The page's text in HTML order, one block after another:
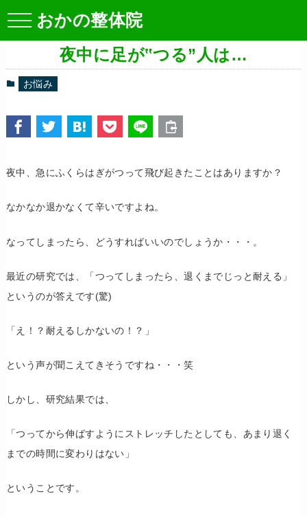
おかの整体院
夜中に足が‟つる”人は…
お悩み
夜中、急にふくらはぎがつって飛び起きたことはありますか？
なかなか退かなくて辛いですよね。
なってしまったら、どうすればいいのでしょうか・・・。
最近の研究では、「つってしまったら、退くまでじっと耐える」
というのが答えです(驚)
「え！？耐えるしかないの！？」
という声が聞こえてきそうですね・・・笑
しかし、研究結果では、
「つってから伸ばすようにストレッチしたとしても、あまり退く
までの時間に変わりはない」
ということです。